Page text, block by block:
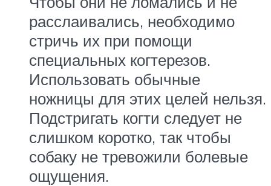
расслаивались, необходимо
стричь их при помощи
специальных когтерезов.
Использовать обычные
ножницы для этих целей нельзя.
Подстригать когти следует не
слишком коротко, так чтобы
собаку не тревожили болевые
ощущения.